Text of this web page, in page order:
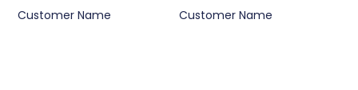
Customer Name
Customer Name